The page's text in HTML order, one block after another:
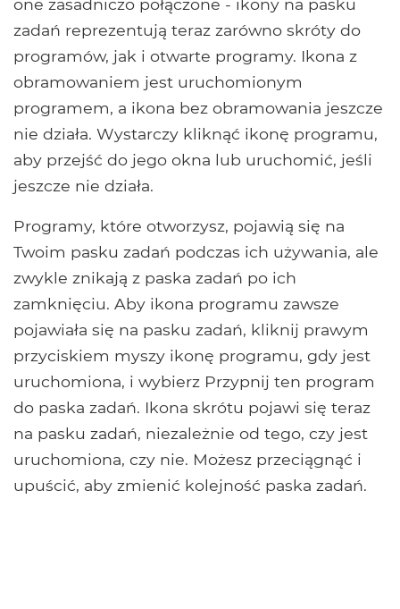
one zasadniczo połączone - ikony na pasku
zadań reprezentują teraz zarówno skróty do
programów, jak i otwarte programy. Ikona z
obramowaniem jest uruchomionym
programem, a ikona bez obramowania jeszcze
nie działa. Wystarczy kliknąć ikonę programu,
aby przejść do jego okna lub uruchomić, jeśli
jeszcze nie działa.
Programy, które otworzysz, pojawią się na
Twoim pasku zadań podczas ich używania, ale
zwykle znikają z paska zadań po ich
zamknięciu. Aby ikona programu zawsze
pojawiała się na pasku zadań, kliknij prawym
przyciskiem myszy ikonę programu, gdy jest
uruchomiona, i wybierz Przypnij ten program
do paska zadań. Ikona skrótu pojawi się teraz
na pasku zadań, niezależnie od tego, czy jest
uruchomiona, czy nie. Możesz przeciągnąć i
upuścić, aby zmienić kolejność paska zadań.